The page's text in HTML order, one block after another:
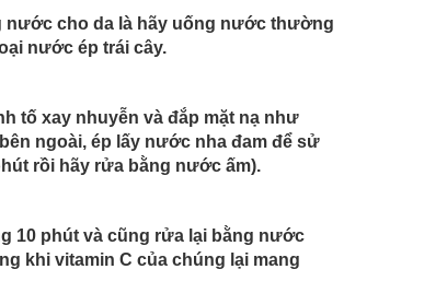
nước cho da là hãy uống nước thường
nước ép trái cây.
tố xay nhuyễn và đắp mặt nạ như
ngoài, ép lấy nước nha đam để sử
rồi hãy rửa bằng nước ấm).
10 phút và cũng rửa lại bằng nước
khi vitamin C của chúng lại mang